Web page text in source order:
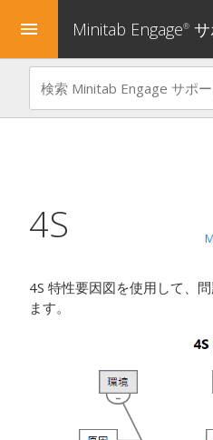
menu Minitab Engage®
4S
4S 特性要因図を使用して、
ます。